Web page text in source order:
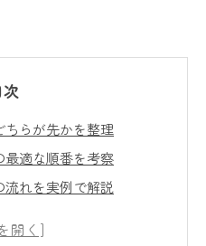
次
らが先かを整理
適な順番を考察
れを実例で解説